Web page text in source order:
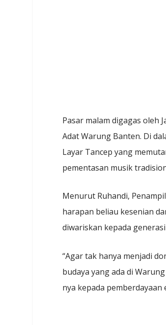
Pasar malam digagas oleh
Adat Warung Banten. Di
Layar Tancep yang
pementasan musik
Menurut Ruhandi,
harapan beliau kesenian
diwariskan kepada
“Agar tak hanya menjadi
budaya yang ada di
nya kepada